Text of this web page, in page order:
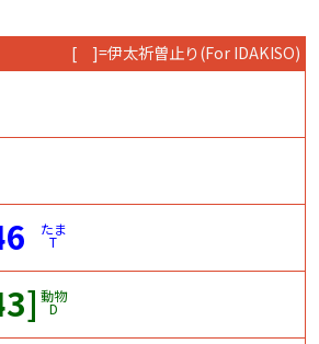
[ ]=伊太祈曽止り(For IDAKISO)
たま
T
動物
D